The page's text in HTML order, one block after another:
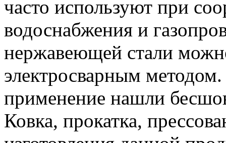
часто используют при
водоснабжения и
нержавеющей стали
электросварным
применение нашли
Ковка, прокатка,